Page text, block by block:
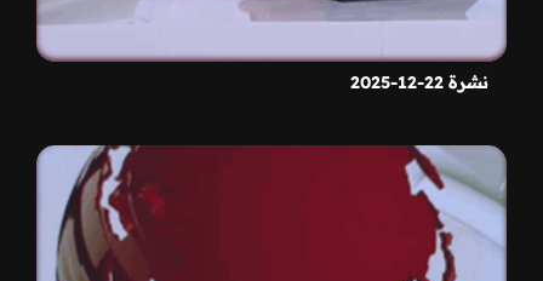
نشرة 22-12-2025